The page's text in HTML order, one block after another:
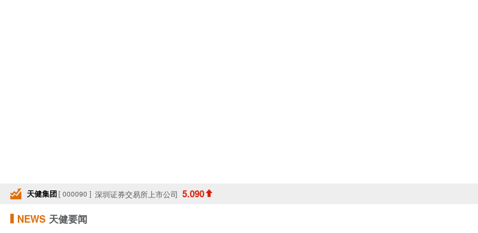
天健集团[ 000090 ] 深圳证券交易所上市公司 5.090
NEWS 天健要闻